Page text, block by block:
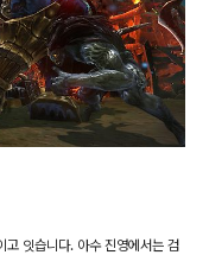
고 잇습니다. 아수 진영에서는 검